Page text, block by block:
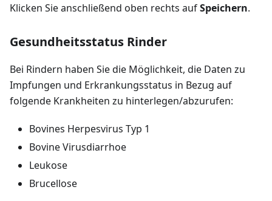
Klicken Sie anschließend oben rechts aufSpeichern.
Gesundheitsstatus Rinder
Bei Rindern haben Sie die Möglichkeit, die Daten zu
Impfungen und Erkrankungsstatus in Bezug auf
folgende Krankheiten zu hinterlegen/abzurufen:
Bovines Herpesvirus Typ 1
Bovine Virusdiarrhoe
Leukose
Brucellose